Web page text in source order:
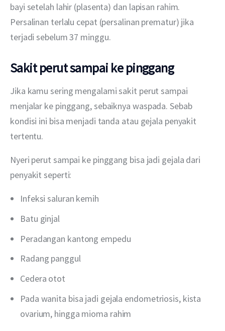
bayi setelah lahir (plasenta) dan lapisan rahim.
Persalinan terlalu cepat (persalinan prematur) jika
terjadi sebelum 37 minggu.
Sakit perut sampai ke pinggang
Jika kamu sering mengalami sakit perut sampai
menjalar ke pinggang, sebaiknya waspada. Sebab
kondisi ini bisa menjadi tanda atau gejala penyakit
tertentu.
Nyeri perut sampai ke pinggang bisa jadi gejala dari
penyakit seperti:
Infeksi saluran kemih
Batu ginjal
Peradangan kantong empedu
Radang panggul
Cedera otot
Pada wanita bisa jadi gejala endometriosis, kista
ovarium, hingga mioma rahim